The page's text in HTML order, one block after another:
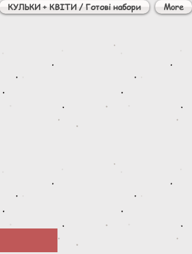
КУЛЬКИ + КВІТИ / Готові набори More